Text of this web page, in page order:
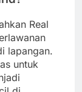
Real
lapangan.
untuk